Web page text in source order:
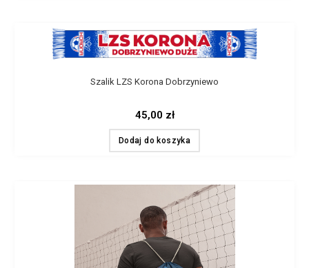
Szalik LZS Korona Dobrzyniewo
45,00 zł
Dodaj do koszyka